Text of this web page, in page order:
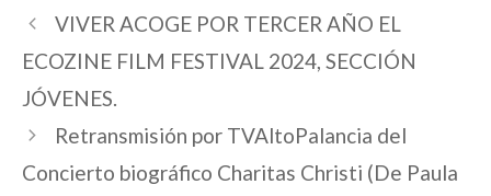
VIVER ACOGE POR TERCER AÑO EL
ECOZINE FILM FESTIVAL 2024, SECCIÓN
JÓVENES.
Retransmisión por TVAltoPalancia del
Concierto biográfico Charitas Christi (De Paula